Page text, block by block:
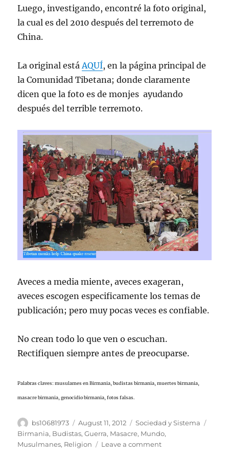
Luego, investigando, encontré la foto original,
la cual es del 2010 después del terremoto de
China.
La original está AQUÍ, en la página principal de
la Comunidad Tibetana; donde claramente
dicen que la foto es de monjes ayudando
después del terrible terremoto.
Aveces a media miente, aveces exageran,
aveces escogen especificamente los temas de
publicación; pero muy pocas veces es confiable.
No crean todo lo que ven o escuchan.
Rectifiquen siempre antes de preocuparse.
Palabras claves: musulames en Birmania, budistas birmania, muertes birmania,
masacre birmania, genocidio birmania, fotos falsas.
Author
bs10681973
Posted
on
August 11, 2012 Categories
Sociedad y Sistema
Birmania, Budistas,Guerra, Masacre, Mundo,
Musulmanes, Religion Leave a commenton